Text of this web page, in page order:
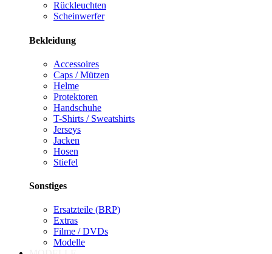
Rückleuchten
Scheinwerfer
Bekleidung
Accessoires
Caps / Mützen
Helme
Protektoren
Handschuhe
T-Shirts / Sweatshirts
Jerseys
Jacken
Hosen
Stiefel
Sonstiges
Ersatzteile (BRP)
Extras
Filme / DVDs
Modelle